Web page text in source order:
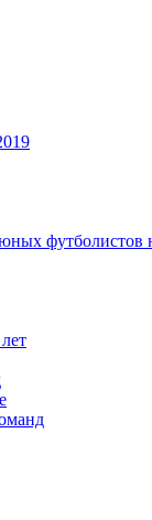
футболистов